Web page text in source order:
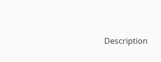
Description